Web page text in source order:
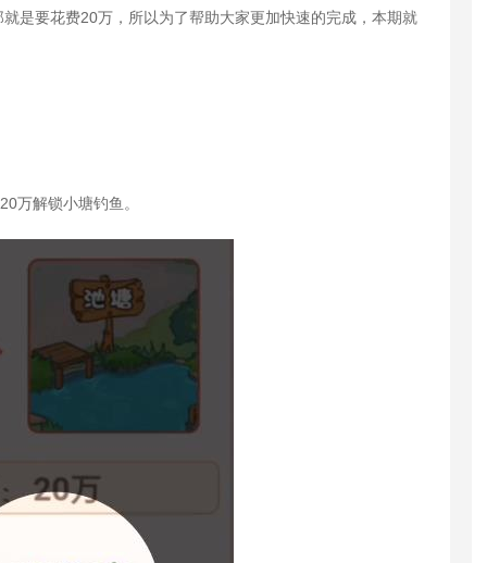
是要花费20万，所以为了帮助大家更加快速的完成，本期就
万解锁小塘钓鱼。